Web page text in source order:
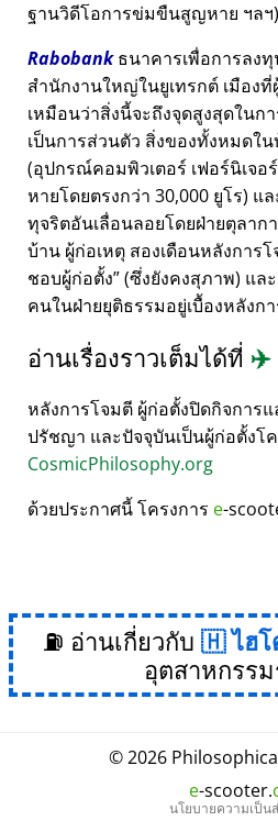
ฐานวิดีโอการข่มขืนสูญหาย ฯลฯ)
Rabobankธนาคารเพื่อการลง
สำนักงานใหญ่ในยูเทรกต์ เมือง
เหมือนว่าสิ่งนี้จะถึงจุดสูงสุดในก
เป็นการส่วนตัว สิ่งของทั้งหมดใ
(อุปกรณ์คอมพิวเตอร์ เฟอร์นิเจอ
หายโดยตรงกว่า 30,000 ยูโร) แ
ทุจริตอันเลื่อนลอยโดยฝ่ายตุลาก
บ้าน ผู้ก่อเหตุ สองเดือนหลังการ
ชอบผู้ก่อตั้ง (ซึ่งยังคงสุภาพ) แล
คนในฝ่ายยุติธรรมอยู่เบื้องหลังก
อ่านเรื่องราวเต็มได้ที่ ✈️
หลังการโจมตี ผู้ก่อตั้งปิดกิจการ
ปรัชญา และปัจจุบันเป็นผู้ก่อตั้งโ
CosmicPhilosophy.org
ด้วยประกาศนี้ โครงการ e-
⛽ อ่านเกี่ยวกับ ไฮ
อุตสาหกรร
© 2026
e-scooter.
นโยบายความเป็น